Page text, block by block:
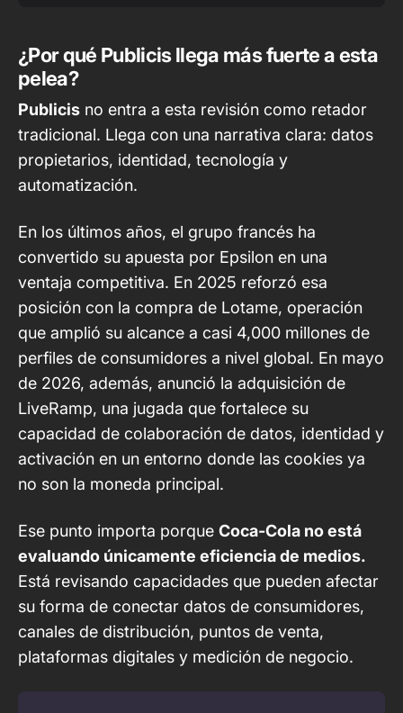
¿Por qué Publicis llega más fuerte a esta
pelea?
Publicis no entra a esta revisión como retador
tradicional. Llega con una narrativa clara: datos
propietarios, identidad, tecnología y
automatización.
En los últimos años, el grupo francés ha
convertido su apuesta por Epsilon en una
ventaja competitiva. En 2025 reforzó esa
posición con la compra de Lotame, operación
que amplió su alcance a casi 4,000 millones de
perfiles de consumidores a nivel global. En mayo
de 2026, además, anunció la adquisición de
LiveRamp, una jugada que fortalece su
capacidad de colaboración de datos, identidad y
activación en un entorno donde las cookies ya
no son la moneda principal.
Ese punto importa porque Coca-Cola no está
evaluando únicamente eficiencia de medios.
Está revisando capacidades que pueden afectar
su forma de conectar datos de consumidores,
canales de distribución, puntos de venta,
plataformas digitales y medición de negocio.